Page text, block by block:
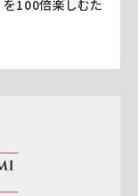
を100倍楽しむた